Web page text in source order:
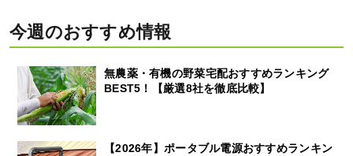
今週のおすすめ情報
無農薬・有機の野菜宅配おすすめランキング
BEST5！【厳選8社を徹底比較】
【2026年】ポータブル電源おすすめランキン